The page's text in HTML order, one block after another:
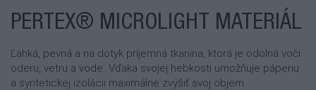
PERTEX® MICROLIGHT MATERIÁL
Ľahká, pevná a na dotyk príjemná tkanina, ktorá je odolná voči
oderu, vetru a vode. Vďaka svojej hebkosti umožňuje páperiu
a syntetickej izolácii maximálne zvýšiť svoj objem.